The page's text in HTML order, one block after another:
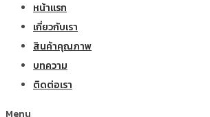
หน้าแรก
เกี่ยวกับเรา
สินค้าคุณภาพ
บทความ
ติดต่อเรา
Menu